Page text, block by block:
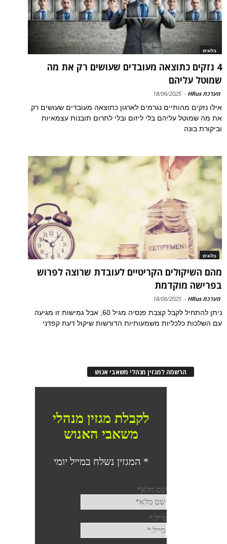
בלוגים
4 נזקים כתוצאה מעובדים שעושים רק את מה
שמוטל עליהם
מערכת HRus -
18/06/2025
אילו נזקים מהותיים נגרמים לארגון כתוצאה מעובדים שעושים רק
את מה שמוטל עליהם בלי ליזום ובלי לתרום תובנות עצמאיות
וביקורת בונה
בלוגים
מהם השיקולים הקריטיים לעובדת שרוצה לפרוש
בפרישה מוקדמת
מערכת HRus -
18/06/2025
ניתן להתחיל לקבל קצבת פנסיה מגיל 60, אבל גמישות זו מגיעה
עם השלכות כלכליות משמעותיות הדורשות שיקול דעת קפדני
הרשמה למגזין מנהלי משאבי אנוש